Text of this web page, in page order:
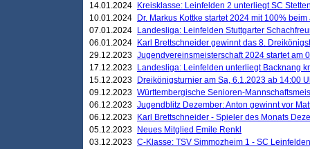
14.01.2024
Kreisklasse: Leinfelden 2 unterliegt SC
10.01.2024
Dr. Markus Kottke startet 2024 mit 100%
07.01.2024
Landesliga: Leinfelden Stuttgarter
06.01.2024
Karl Brettschneider gewinnt das 8.
29.12.2023 Jugendvereinsmeisterschaft 2024 startet am
17.12.2023
Landesliga: Leinfelden unterliegt Backnang
15.12.2023
Dreikönigsturnier am Sa, 6.1.2023 ab 14:00
09.12.2023 Württembergische Senioren-
06.12.2023 Jugendblitz Dezember: Anton gewinnt vor
06.12.2023
Karl Brettschneider - Spieler des Monats
05.12.2023
Neues Mitglied Emile Renkl
03.12.2023 C-Klasse: TSV Simmozheim 1 - SC